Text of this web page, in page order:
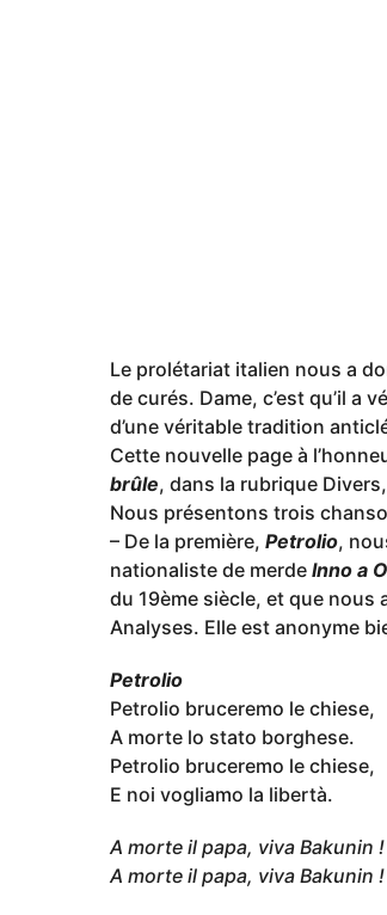
Le prolétariat italien nous a
de curés. Dame, c’est qu’il a
d’une véritable tradition
Cette nouvelle page à
brûle, dans la rubrique
Nous présentons trois
– De la première, Petrolio,
nationaliste de merde Inno a
du 19ème siècle, et que nous
Analyses. Elle est anonyme
Petrolio
Petrolio bruceremo le chiese,
A morte lo stato borghese.
Petrolio bruceremo le chiese,
E noi vogliamo la libertà.
A morte il papa, viva Bakunin !
A morte il papa, viva Bakunin !